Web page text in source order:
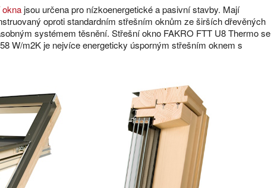
jsou určena pro nízkoenergetické a pasivní stavby. Mají
oproti standardním střešním oknům ze širších dřevěných
systémem těsnění. Střešní okno FAKRO FTT U8 Thermo se
W/m2K je nejvíce energeticky úsporným střešním oknem s